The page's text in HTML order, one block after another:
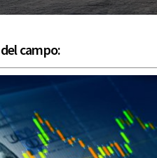
campo: